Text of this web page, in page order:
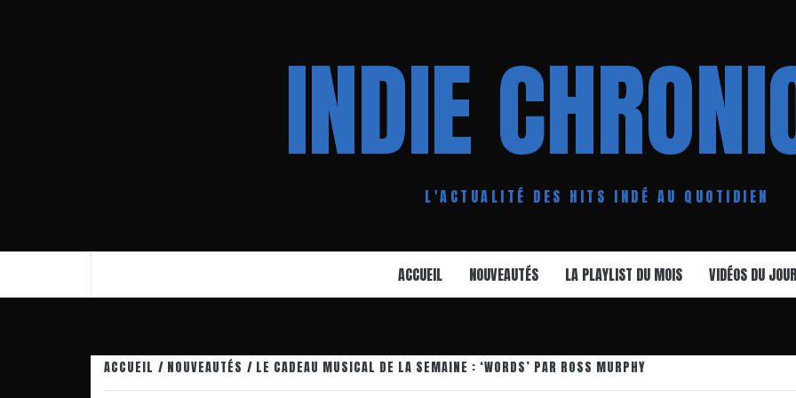
INDIE
L'ACTUALITÉ DES HITS INDÉ AU QUOTIDIEN
ACCUEIL NOUVEAUTÉS LA PLAYLIST DU MOIS VIDÉOS DU JOUR
ACCUEIL NOUVEAUTÉS LE CADEAU MUSICAL DE LA SEMAINE : ‘WORDS’ PAR ROSS MURPHY